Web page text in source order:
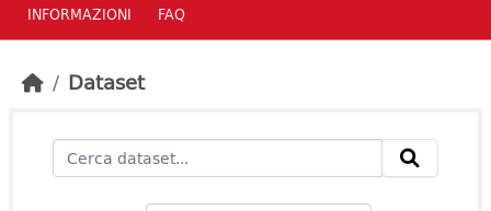
INFORMAZIONI FAQ
Dataset